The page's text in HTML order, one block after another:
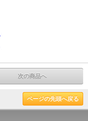
次の商品へ
ページの先頭へ戻る